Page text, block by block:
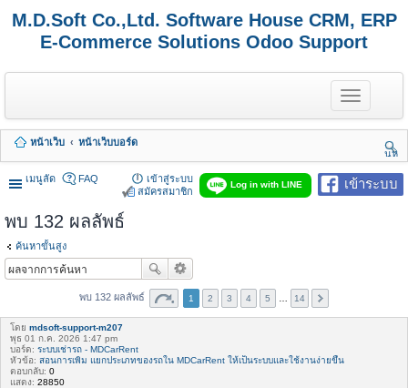
M.D.Soft Co.,Ltd. Software House CRM, ERP
E-Commerce Solutions Odoo Support
T
o
g
e
n
a
หน้าเว็บ
หน้าเว็บบอร์ด
นห
า
เมนูลัด
เข้าระบบ
Log in with LINE
FAQ
เข้าสู่ระบบ
สมัครสมาชิก
พบ 132 ผลลัพธ์
ค้นหาขั้นสูง
พบ 132 ผลลัพธ์ 1 2 3 4 5 14
โดย mdsoft-support-m207
พุธ 01 ก.ค. 2026 1:47 pm
บอร์ด: ระบบเช่ารถ - MDCarRent
หัวข้อ: สอนการเพิ่ม แยกประเภทของรถใน MDCarRent ให้เป็นระบบและใช้งานง่ายขึ้น
ตอบกลับ: 0
แสดง: 28850